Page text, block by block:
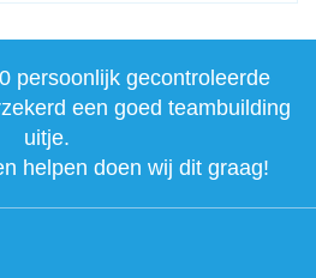
persoonlijk gecontroleerde
een goed teambuilding
uitje.
helpen doen wij dit graag!